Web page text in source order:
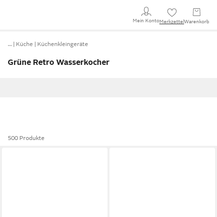
Mein KontoMerkzettel Warenkorb
… Küche Küchenkleingeräte
Grüne Retro Wasserkocher
500 Produkte